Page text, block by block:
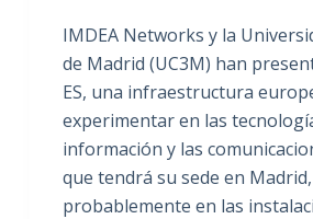
IMDEA Networks y la
de Madrid (UC3M) han
ES, una infraestructura
experimentar en las
información y las
que tendrá su sede en
probablemente en las